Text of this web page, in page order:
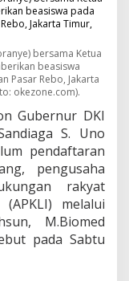
bersama Ketua
beasiswa
Pasar Rebo, Jakarta
okezone.com).
Gubernur DKI
S. Uno
pendaftaran
pengusaha
rakyat
melalui
M.Biomed
pada Sabtu